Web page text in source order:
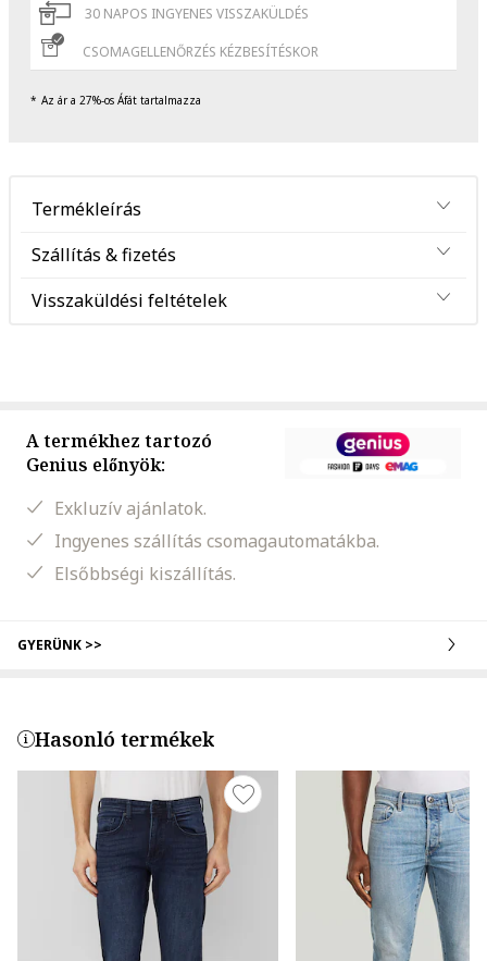
30 NAPOS INGYENES VISSZAKÜLDÉS
CSOMAGELLENŐRZÉS KÉZBESÍTÉSKOR
Az ár a 27%-os Áfát tartalmazza
Termékleírás
Szállítás & fizetés
Visszaküldési feltételek
A termékhez tartozó
Genius előnyök:
Exkluzív ajánlatok.
Ingyenes szállítás csomagautomatákba.
Elsőbbségi kiszállítás.
GYERÜNK >>
Hasonló termékek